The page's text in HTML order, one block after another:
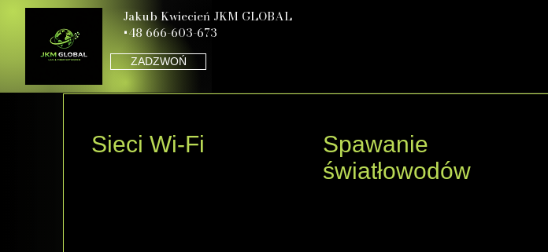
ZADZWOŃ
Jakub Kwiecień JKM GLOBAL
+48 666-603-673
Sieci Wi-Fi
Spawanie
światłowodów